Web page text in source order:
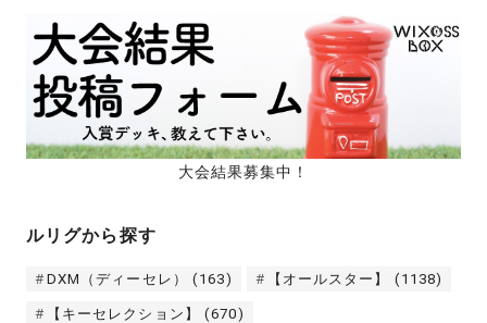
大会結果募集中！
ルリグから探す
DXM（ディーセレ） (163) 【オールスター】 (1138)
【キーセレクション】 (670)